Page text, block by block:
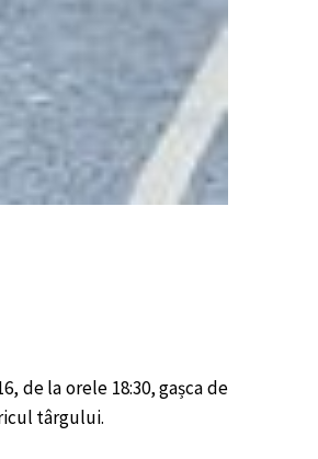
de la orele 18:30, gașca de
târgului.